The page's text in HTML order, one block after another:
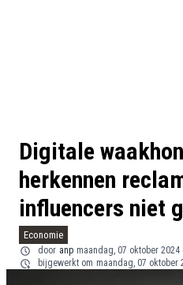
Digitale
herkennen
influencers niet
Economie
door anp maandag, 07 oktober 2024
bijgewerkt om maandag, 07 oktober